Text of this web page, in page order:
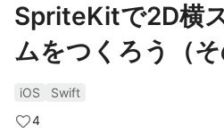
SpriteKitで2D横
ムをつくろう（そ
iOS
Swift
4